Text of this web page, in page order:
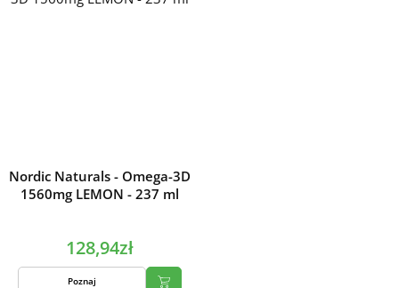
Nordic Naturals - Omega-3D
1560mg LEMON - 237 ml
128,94zł
Poznaj